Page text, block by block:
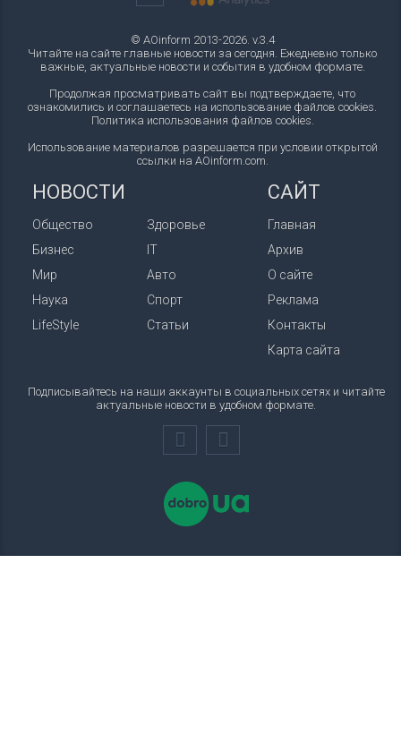
© AOinform 2013-2026. v.3.4
Читайте на сайте главные новости за сегодня. Ежедневно только
важные, актуальные новости и события в удобном формате.
Продолжая просматривать сайт вы подтверждаете, что
ознакомились и соглашаетесь на использование файлов cookies.
Политика использования файлов cookies.
Использование материалов разрешается при условии открытой
ссылки на AOinform.com.
НОВОСТИ
Общество
Бизнес
Мир
Наука
LifeStyle
Здоровье
IT
Авто
Спорт
Статьи
САЙТ
Главная
Архив
О сайте
Реклама
Контакты
Карта сайта
Подписывайтесь на наши аккаунты в социальных сетях и читайте
актуальные новости в удобном формате.